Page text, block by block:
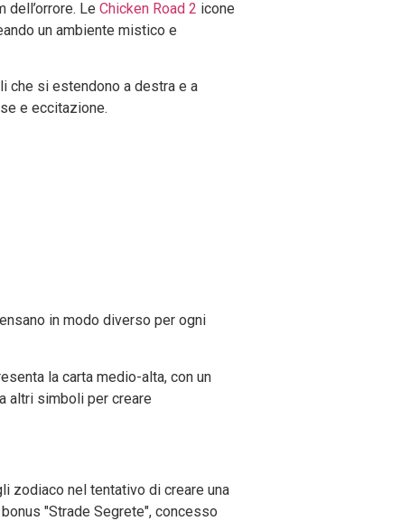
Le Chicken Road 2 icone
un ambiente mistico e
che si estendono a destra e a
e eccitazione.
in modo diverso per ogni
la carta medio-alta, con un
altri simboli per creare
zodiaco nel tentativo di creare una
"Strade Segrete", concesso